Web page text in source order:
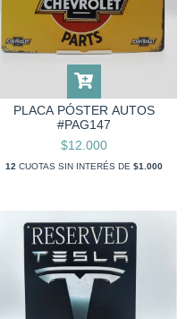
PLACA PÓSTER AUTOS
#PAG147
$12.000
12 CUOTAS SIN INTERÉS DE $1.000